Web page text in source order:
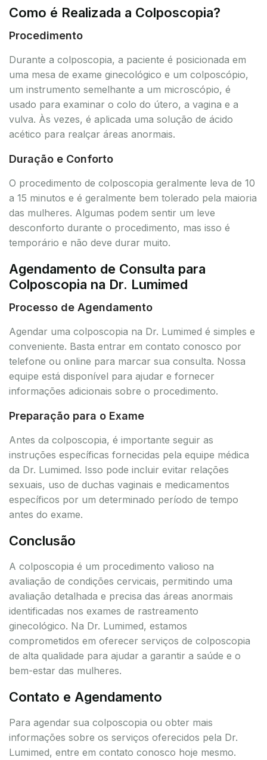
Como é Realizada a Colposcopia?
Procedimento
Durante a colposcopia, a paciente é posicionada em
uma mesa de exame ginecológico e um colposcópio,
um instrumento semelhante a um microscópio, é
usado para examinar o colo do útero, a vagina e a
vulva. Às vezes, é aplicada uma solução de ácido
acético para realçar áreas anormais.
Duração e Conforto
O procedimento de colposcopia geralmente leva de 10
a 15 minutos e é geralmente bem tolerado pela maioria
das mulheres. Algumas podem sentir um leve
desconforto durante o procedimento, mas isso é
temporário e não deve durar muito.
Agendamento de Consulta para
Colposcopia na Dr. Lumimed
Processo de Agendamento
Agendar uma colposcopia na Dr. Lumimed é simples e
conveniente. Basta entrar em contato conosco por
telefone ou online para marcar sua consulta. Nossa
equipe está disponível para ajudar e fornecer
informações adicionais sobre o procedimento.
Preparação para o Exame
Antes da colposcopia, é importante seguir as
instruções específicas fornecidas pela equipe médica
da Dr. Lumimed. Isso pode incluir evitar relações
sexuais, uso de duchas vaginais e medicamentos
específicos por um determinado período de tempo
antes do exame.
Conclusão
A colposcopia é um procedimento valioso na
avaliação de condições cervicais, permitindo uma
avaliação detalhada e precisa das áreas anormais
identificadas nos exames de rastreamento
ginecológico. Na Dr. Lumimed, estamos
comprometidos em oferecer serviços de colposcopia
de alta qualidade para ajudar a garantir a saúde e o
bem-estar das mulheres.
Contato e Agendamento
Para agendar sua colposcopia ou obter mais
informações sobre os serviços oferecidos pela Dr.
Lumimed, entre em contato conosco hoje mesmo.